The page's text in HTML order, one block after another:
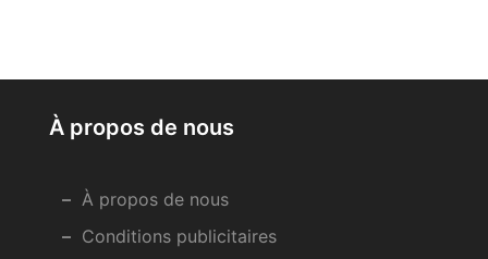
À propos de nous
À propos de nous
Conditions publicitaires